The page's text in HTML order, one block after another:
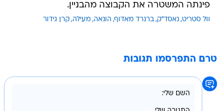
פינתה המשטרה את הקבוצה מהבניין.
וול סטריט נאסד"ק ברנרד מאדוף הונאה מעילה קרן גידור
טרם התפרסמו תגובות